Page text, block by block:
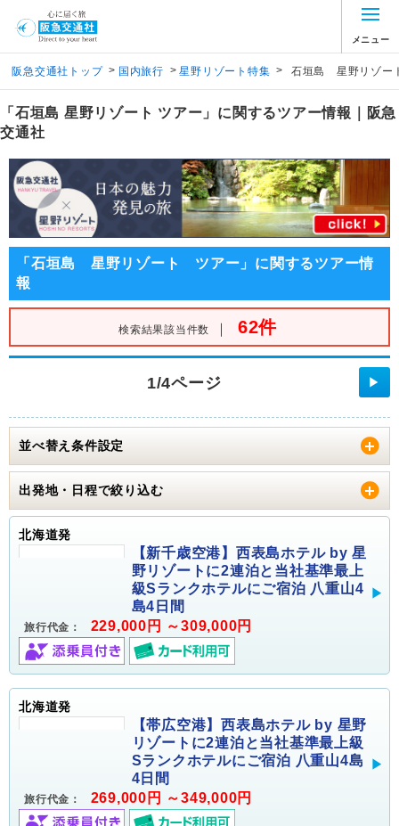
メニュー
阪急交通社トップ > 国内旅行 > 星野リゾート特集 > 石垣島 星野リゾー
「石垣島 星野リゾート ツアー」に関するツアー情報｜阪急
交通社
「石垣島 星野リゾート ツアー」に関するツアー情
報
検索結果該当件数 ｜ 62件
1/4ページ ▶
並べ替え条件設定
出発地・日程で絞り込む
北海道発
【新千歳空港】西表島ホテル by 星
野リゾートに2連泊と当社基準最上
級Sランクホテルにご宿泊 八重山4
島4日間
旅行代金： 229,000円 ～309,000円
北海道発
【帯広空港】西表島ホテル by 星野
リゾートに2連泊と当社基準最上級
Sランクホテルにご宿泊 八重山4島
4日間
旅行代金： 269,000円 ～349,000円